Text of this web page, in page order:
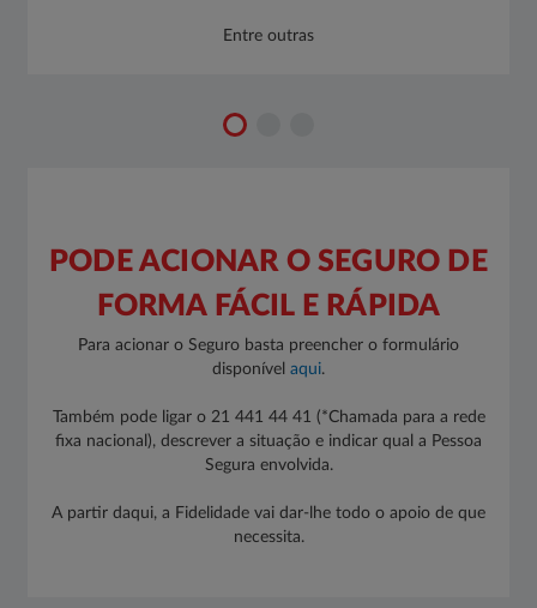
Entre outras
​PODE ACIONAR O SEGURO DE
FORMA FÁCIL E RÁPIDA
Para acionar o Seguro basta preencher o formulário
disponível aqui​.
Também pode ligar o 21 441 44 41 (*Chamada para a rede
fixa nacional), descrever a situação e indicar qual a Pessoa
Segura envolvida.
A partir daqui, a Fidelidade vai dar-lhe todo o apoio de que
necessita.